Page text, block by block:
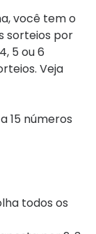
você tem o
sorteios por
5 ou 6
Veja
15 números
todos os